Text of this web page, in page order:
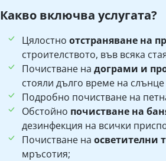
Какво включва услугата?
Цялостно отстраняване на
строителството, във всяка
Почистване на дограми и
стояли дълго време на
Подробно почистване на
Обстойно почистване на
дезинфекция на всички
Почистване на осветителни
мръсотия;